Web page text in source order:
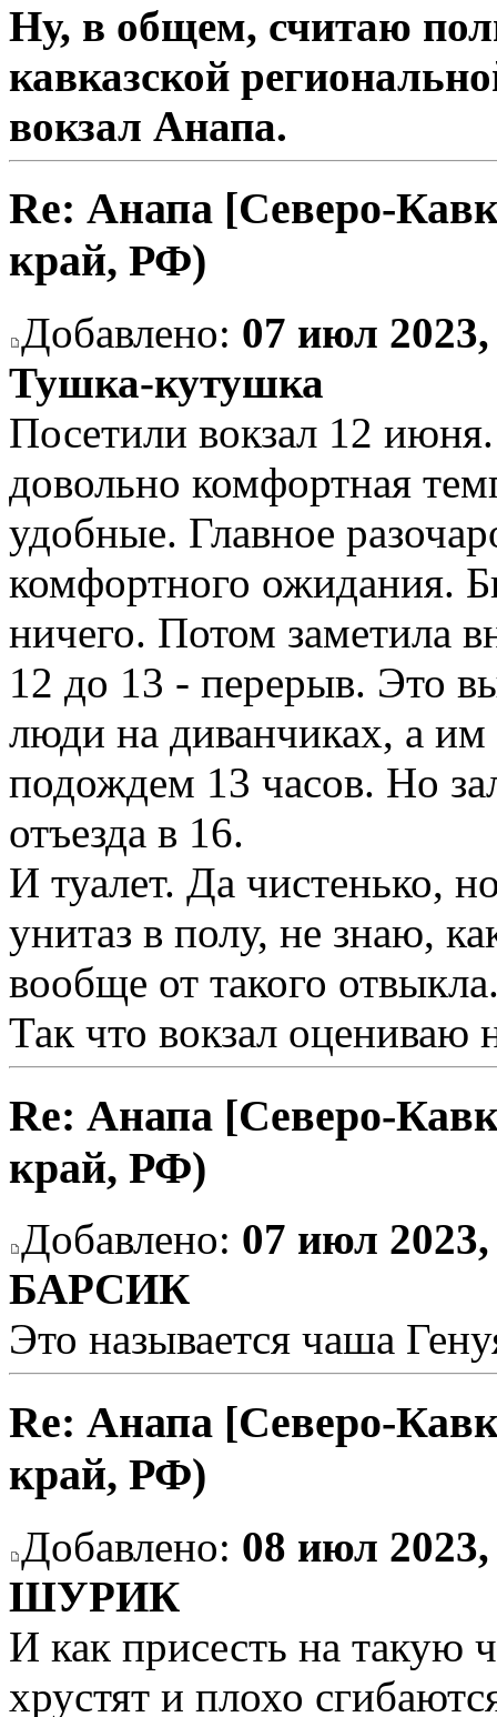
Ну, в общем, считаю
кавказской
вокзал Анапа.
Re: Анапа [Северо-
край, РФ)
Добавлено: 07 июл
Тушка-кутушка
Посетили вокзал 12
довольно комфортная
удобные. Главное
комфортного ожидания.
ничего. Потом заметила
12 до 13 - перерыв. Это
люди на диванчиках, а
подождем 13 часов. Но
отъезда в 16.
И туалет. Да чистенько,
унитаз в полу, не знаю,
вообще от такого
Так что вокзал оцениваю
Re: Анапа [Северо-
край, РФ)
Добавлено: 07 июл
БАРСИК
Это называется чаша
Re: Анапа [Северо-
край, РФ)
Добавлено: 08 июл
ШУРИК
И как присесть на такую
хрустят и плохо